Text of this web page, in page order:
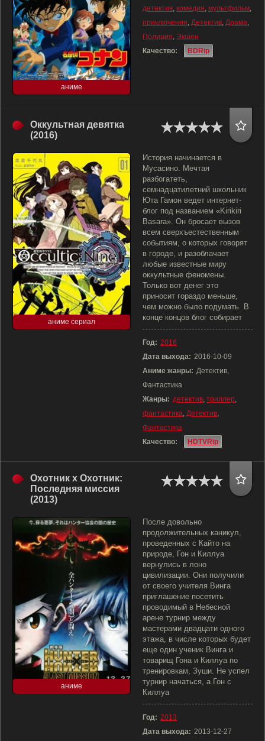
аниме
детектив, комедия, мультфильм,
приключения, Детектив, Драма,
Полиция, Экшен
Качество:
BDRip
Оккультная девятка
(2016)
аниме сериал
История начинается в
Мусасино. Мечтая
разбогатеть,
семнадцатилетний школьник
Юта Гамон ведет интернет-
блог под названием «Kirikiri
Basara». Он бросает вызов
всем сверхъестественным
событиям, о которых говорят
в городе, и разоблачает
любые известные миру
оккультные феномены.
Только вот денег это
приносит гораздо меньше,
чем можно было подумать. В
конце концов блог собирает
Год: 2016
Дата выхода: 2016-10-09
Аниме жанры: Детектив,
Фантастика
Жанры: детектив, триллер,
фантастика, Детектив,
Фантастика
Качество:
HDTVRip
Охотник х Охотник:
Последняя миссия
(2013)
аниме
После довольно
продолжительных каникул,
проведенных с Кайто на
природе, Гон и Киллуа
вернулись в лоно
цивилизации. Они получили
от своего учителя Винга
приглашение посетить
проводимый в Небесной
арене турнир между
мастерами двадцати одного
этажа, в числе которых будет
еще один ученик Винга и
товарищ Гона и Киллуа по
тренировкам, Зуши. Не успел
турнир начаться, а Гон с
Киллуа
Год: 2013
Дата выхода: 2013-12-27